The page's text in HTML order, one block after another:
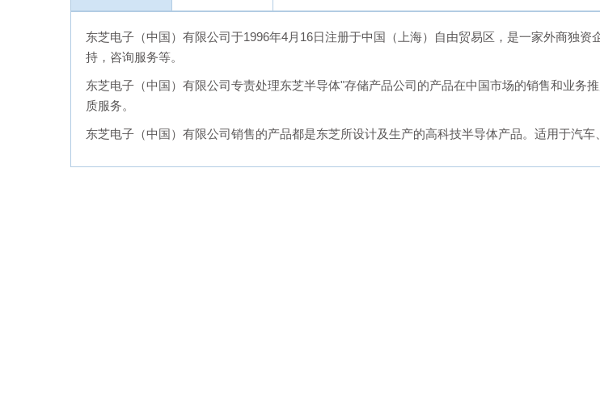
东芝电子（中国）有限公司于1996年4月16日注册于中国（上海）自由贸易区，是一家外商独
持，咨询服务等。
东芝电子（中国）有限公司专责处理东芝半导体"存储产品公司的产品在中国市场的销售和业务
质服务。
东芝电子（中国）有限公司销售的产品都是东芝所设计及生产的高科技半导体产品。适用于汽